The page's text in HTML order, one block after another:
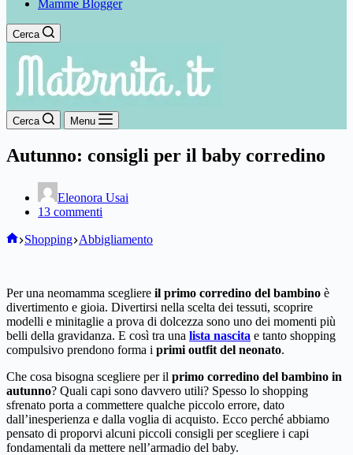
Mamme Blogger
Cerca
Cerca Menu
Autunno: consigli per il baby corredino
Eleonora Usai
13 commenti
Home
Shopping Abbigliamento
Per una neomamma scegliere il primo corredino del bambino è
divertimento e gioia. Divertirsi nella scelta dei tessuti, scoprire
modelli e minitaglie a prova di dolcezza sono uno dei momenti più
belli della gravidanza. E così tra una lista nascita e tanto shopping
compulsivo prendono forma i primi outfit del neonato.
Che cosa bisogna scegliere per il primo corredino del bambino in
autunno? Quali capi sono davvero utili? Spesso lo shopping
sfrenato porta a commettere qualche piccolo errore, dato
dall’inesperienza e dalla voglia di acquisto. Ecco perché abbiamo
pensato di proporvi alcuni piccoli consigli per scegliere i capi
fondamentali da mettere nell’armadio del baby.